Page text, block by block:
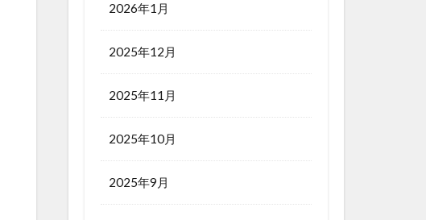
2026年1月
2025年12月
2025年11月
2025年10月
2025年9月